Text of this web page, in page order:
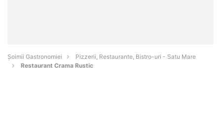
Șoimii Gastronomiei
Pizzerii, Restaurante, Bistro-uri - Satu Mare
Restaurant Crama Rustic